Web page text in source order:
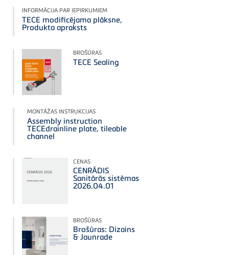
INFORMĀCIJA PAR IEPIRKUMIEM
TECE modificējama plāksne,
Produkta apraksts
BROŠŪRAS
TECE Sealing
MONTĀŽAS INSTRUKCIJAS
Assembly instruction
TECEdrainline plate, tileable
channel
CENAS
CENRĀDIS
Sanitārās sistēmas
2026.04.01
BROŠŪRAS
Brošūras: Dizains
& Jaunrade